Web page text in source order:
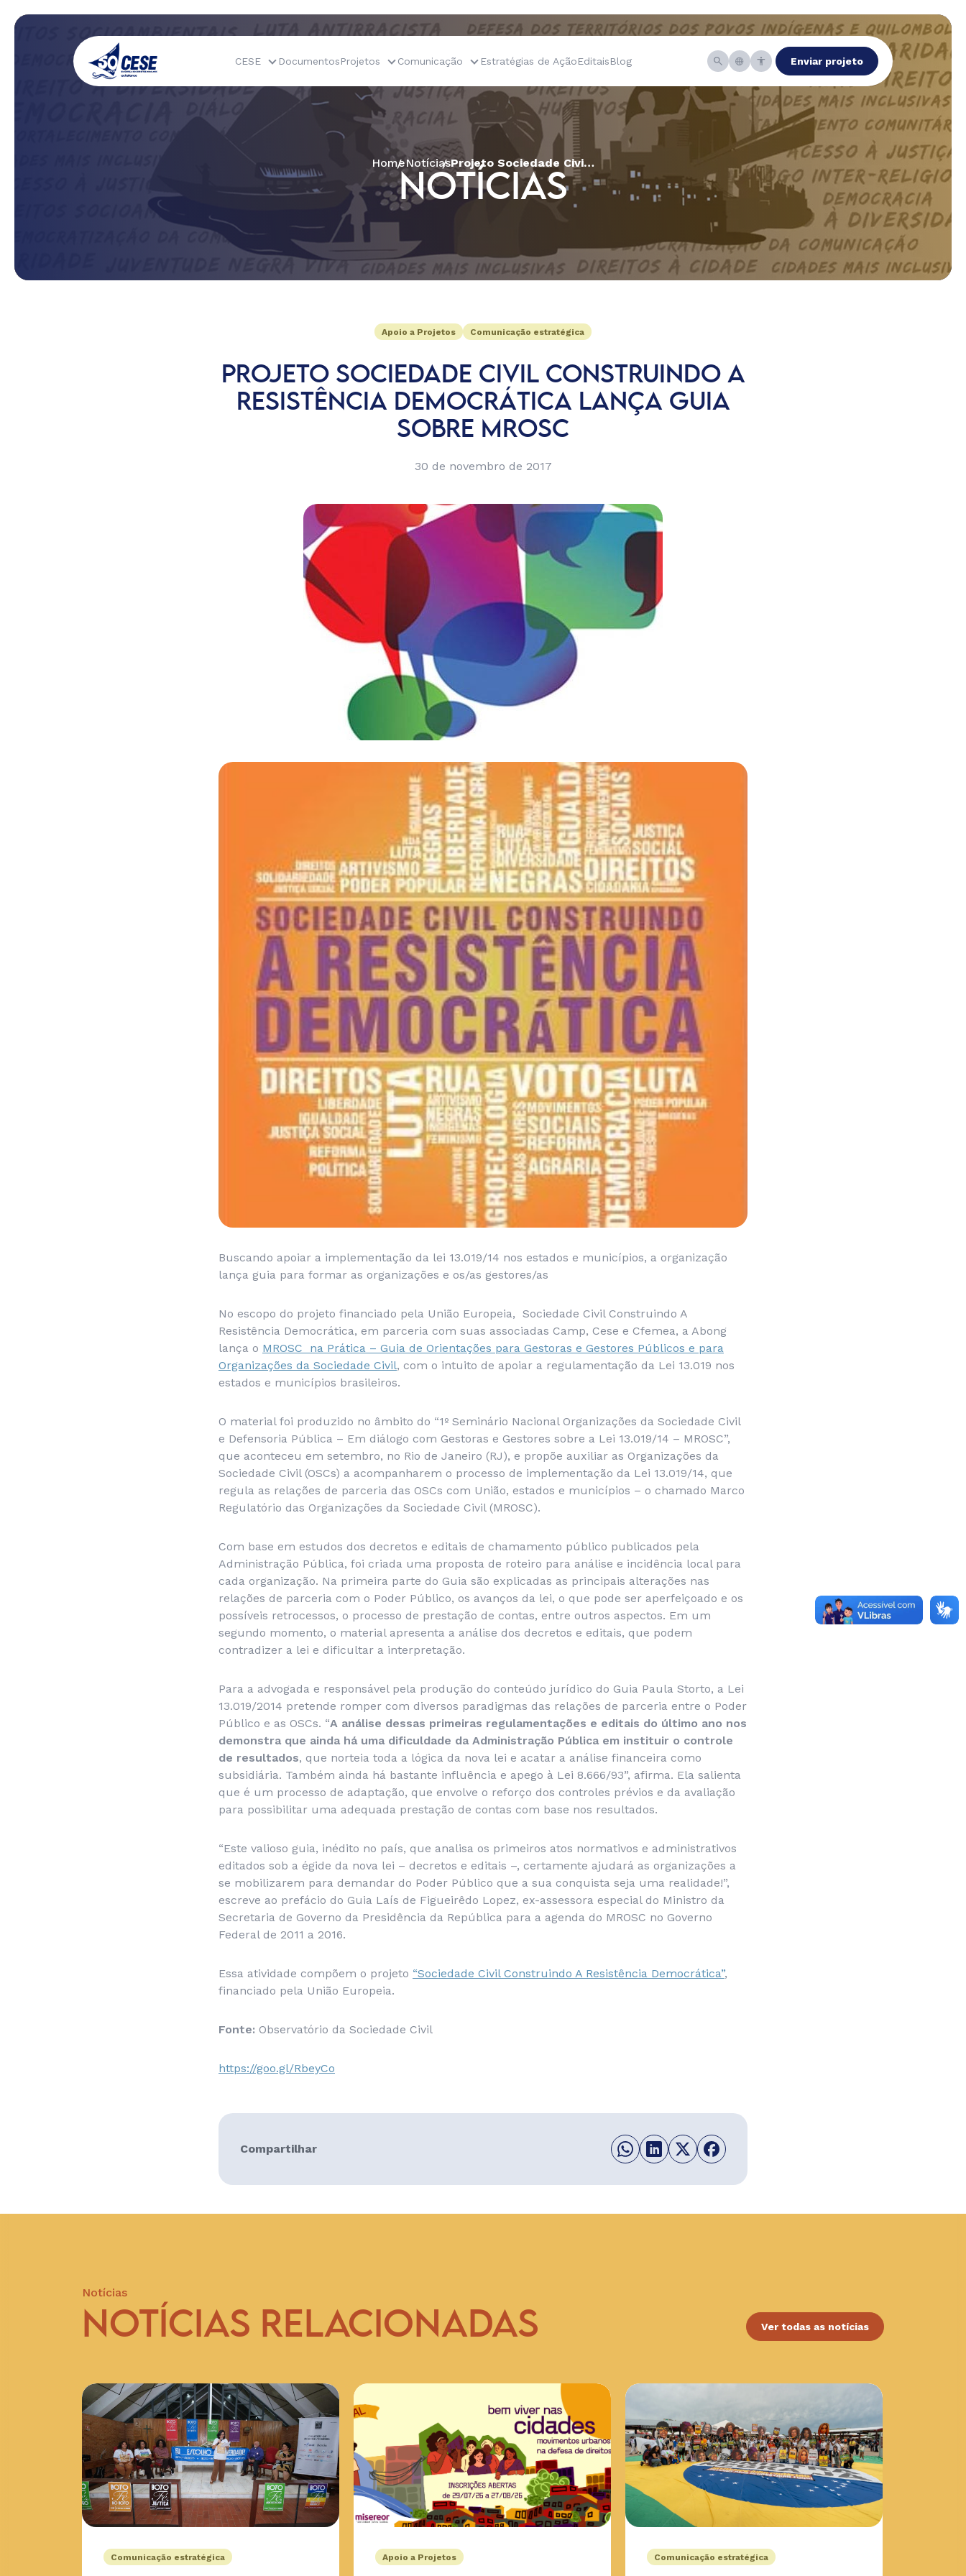
CESE DocumentosProjetos Comunicação Estratégias de AçãoEditaisBlog Enviar projeto
HomeNotícias Projeto Sociedade Civil Construindo a Resistência Democrática lança Guia sobre MROSC
NOTÍCIAS
Apoio a Projetos Comunicação estratégica
PROJETO SOCIEDADE CIVIL CONSTRUINDO A
RESISTÊNCIA DEMOCRÁTICA LANÇA GUIA
SOBRE MROSC
30 de novembro de 2017
Buscando apoiar a implementação da lei 13.019/14 nos estados e municípios, a organização
lança guia para formar as organizações e os/as gestores/as
No escopo do projeto financiado pela União Europeia, Sociedade Civil Construindo A
Resistência Democrática, em parceria com suas associadas Camp, Cese e Cfemea, a Abong
lança o MROSC na Prática – Guia de Orientações para Gestoras e Gestores Públicos e para
Organizações da Sociedade Civil, com o intuito de apoiar a regulamentação da Lei 13.019 nos
estados e municípios brasileiros.
O material foi produzido no âmbito do “1º Seminário Nacional Organizações da Sociedade Civil
e Defensoria Pública – Em diálogo com Gestoras e Gestores sobre a Lei 13.019/14 – MROSC”,
que aconteceu em setembro, no Rio de Janeiro (RJ), e propõe auxiliar as Organizações da
Sociedade Civil (OSCs) a acompanharem o processo de implementação da Lei 13.019/14, que
regula as relações de parceria das OSCs com União, estados e municípios – o chamado Marco
Regulatório das Organizações da Sociedade Civil (MROSC).
Com base em estudos dos decretos e editais de chamamento público publicados pela
Administração Pública, foi criada uma proposta de roteiro para análise e incidência local para
cada organização. Na primeira parte do Guia são explicadas as principais alterações nas
relações de parceria com o Poder Público, os avanços da lei, o que pode ser aperfeiçoado e os
possíveis retrocessos, o processo de prestação de contas, entre outros aspectos. Em um
segundo momento, o material apresenta a análise dos decretos e editais, que podem
contradizer a lei e dificultar a interpretação.
Para a advogada e responsável pela produção do conteúdo jurídico do Guia Paula Storto, a Lei
13.019/2014 pretende romper com diversos paradigmas das relações de parceria entre o Poder
Público e as OSCs. “A análise dessas primeiras regulamentações e editais do último ano nos
demonstra que ainda há uma dificuldade da Administração Pública em instituir o controle
de resultados, que norteia toda a lógica da nova lei e acatar a análise financeira como
subsidiária. Também ainda há bastante influência e apego à Lei 8.666/93”, afirma. Ela salienta
que é um processo de adaptação, que envolve o reforço dos controles prévios e da avaliação
para possibilitar uma adequada prestação de contas com base nos resultados.
“Este valioso guia, inédito no país, que analisa os primeiros atos normativos e administrativos
editados sob a égide da nova lei – decretos e editais –, certamente ajudará as organizações a
se mobilizarem para demandar do Poder Público que a sua conquista seja uma realidade!”,
escreve ao prefácio do Guia Laís de Figueirêdo Lopez, ex-assessora especial do Ministro da
Secretaria de Governo da Presidência da República para a agenda do MROSC no Governo
Federal de 2011 a 2016.
Essa atividade compõem o projeto “Sociedade Civil Construindo A Resistência Democrática”,
financiado pela União Europeia.
Fonte: Observatório da Sociedade Civil
https://goo.gl/RbeyCo
Compartilhar
Notícias
NOTÍCIAS RELACIONADAS Ver todas as notícias
Comunicação estratégica Apoio a Projetos Comunicação estratégica